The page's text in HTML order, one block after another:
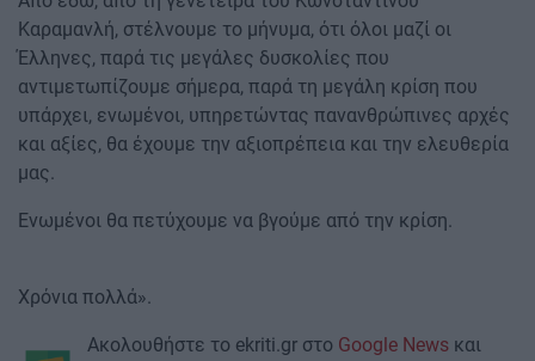
Καραμανλή, στέλνουμε το μήνυμα, ότι όλοι μαζί οι
Έλληνες, παρά τις μεγάλες δυσκολίες που
αντιμετωπίζουμε σήμερα, παρά τη μεγάλη κρίση που
υπάρχει, ενωμένοι, υπηρετώντας πανανθρώπινες αρχές
και αξίες, θα έχουμε την αξιοπρέπεια και την ελευθερία
μας.
Ενωμένοι θα πετύχουμε να βγούμε από την κρίση.
Χρόνια πολλά».
Ακολουθήστε το ekriti.gr στο Google News και